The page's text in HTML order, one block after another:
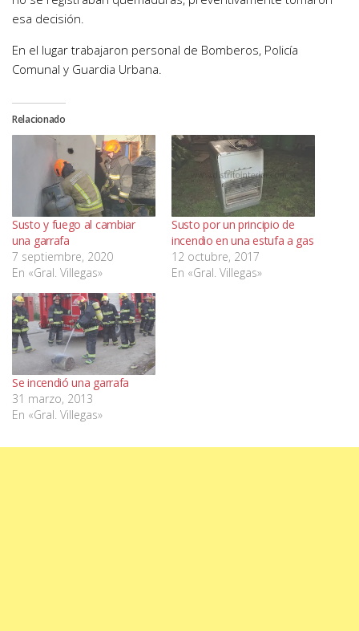
esa decisión.
En el lugar trabajaron personal de Bomberos, Policía
Comunal y Guardia Urbana.
Relacionado
Susto y fuego al cambiar
una garrafa
7 septiembre, 2020
En «Gral. Villegas»
Susto por un principio de
incendio en una estufa a gas
12 octubre, 2017
En «Gral. Villegas»
Se incendió una garrafa
31 marzo, 2013
En «Gral. Villegas»